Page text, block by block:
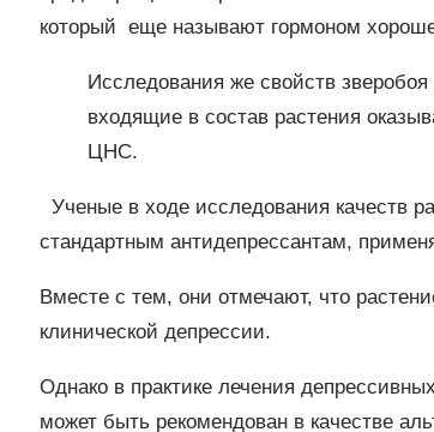
который еще называют гормоном
Исследования же свойств
входящие в состав растения
ЦНС.
Ученые в ходе исследования качеств
стандартным антидепрессантам,
Вместе с тем, они отмечают, что
клинической депрессии.
Однако в практике лечения
может быть рекомендован в качестве